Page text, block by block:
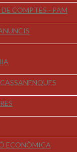
COMPTES - PAM
ECONÒMICA